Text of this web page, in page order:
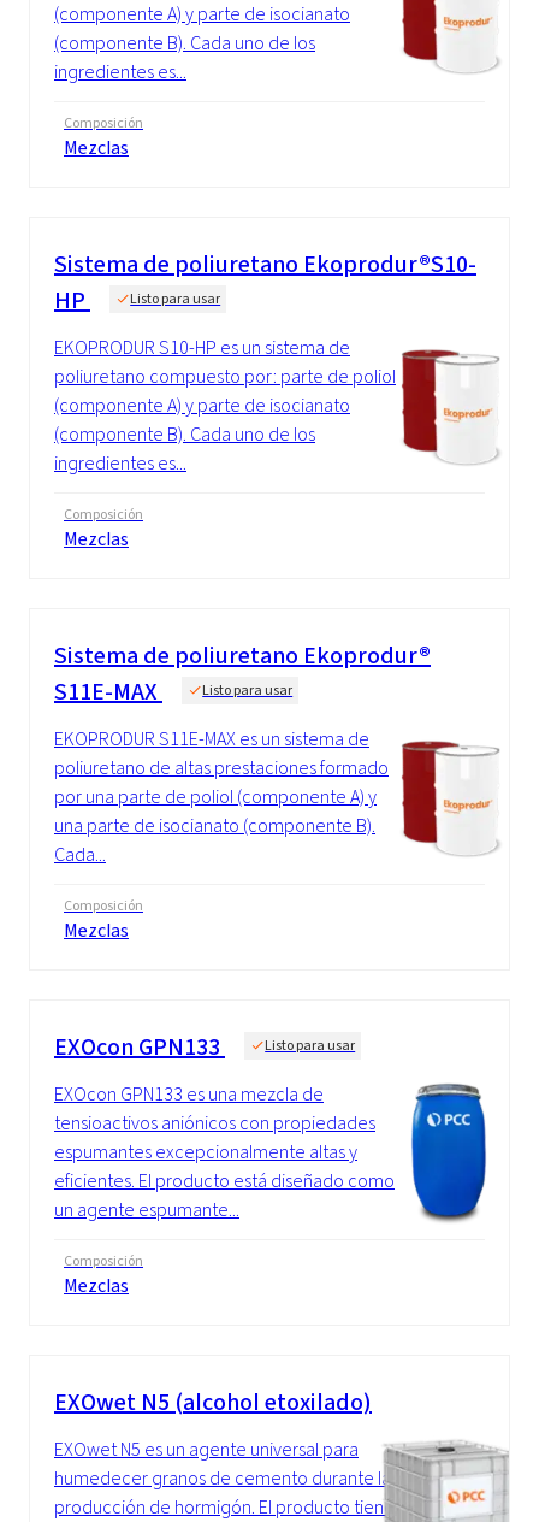
(componente A) y parte de isocianato
(componente B). Cada uno de los
ingredientes es...
Composición
Mezclas
Sistema de poliuretano Ekoprodur®S10-
HP
Listo para usar
EKOPRODUR S10-HP es un sistema de
poliuretano compuesto por: parte de poliol
(componente A) y parte de isocianato
(componente B). Cada uno de los
ingredientes es...
Composición
Mezclas
Sistema de poliuretano Ekoprodur®
S11E-MAX
Listo para usar
EKOPRODUR S11E-MAX es un sistema de
poliuretano de altas prestaciones formado
por una parte de poliol (componente A) y
una parte de isocianato (componente B).
Cada...
Composición
Mezclas
EXOcon GPN133 Listo para usar
EXOcon GPN133 es una mezcla de
tensioactivos aniónicos con propiedades
espumantes excepcionalmente altas y
eficientes. El producto está diseñado como
un agente espumante...
Composición
Mezclas
EXOwet N5 (alcohol etoxilado)
EXOwet N5 es un agente universal para
humedecer granos de cemento durante la
producción de hormigón. El producto tiene